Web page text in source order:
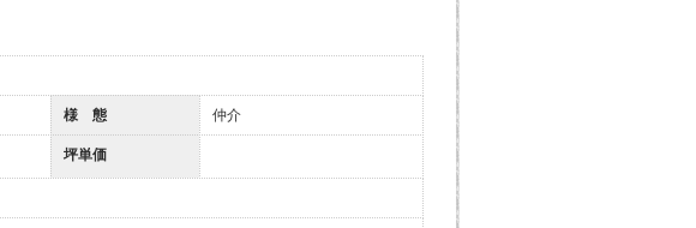
様 態 仲介
坪単価